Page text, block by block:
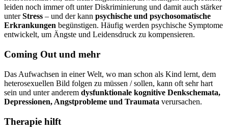
leiden noch immer oft unter Diskriminierung und damit auch stärker
unterStress – und der kann psychische und psychosomatische
Erkrankungen begünstigen. Häufig werden psychische Symptome
entwickelt, um Ängste und Leidensdruck zu kompensieren.
Coming Out und mehr
Das Aufwachsen in einer Welt, wo man schon als Kind lernt, dem
heterosexuellen Bild folgen zu müssen / sollen, kann oft sehr hart
sein und unter anderem dysfunktionale kognitive Denkschemata,
Depressionen, Angstprobleme und Traumata verursachen.
Therapie hilft